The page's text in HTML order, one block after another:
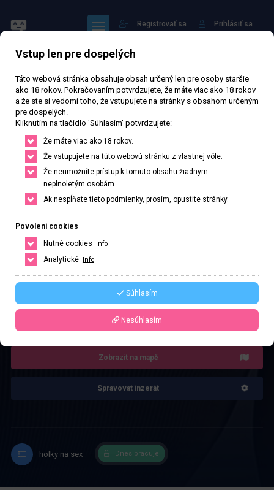
Prihlásiť sa
Registrovať sa
Zlata
14 108 zhlédnutí Ověřený inzerát Aktivní 214 dní
25 rokov 170cm 52kg Veľkosť C
Praha, Hlavní město Praha, Česká republika
+420 775526726
Řekněte že voláte z webu www.privatzone.com
zlata2024e@gmail.com
4.0
Zobrazit na mapě
Spravovat inzerát
holky na sex Dnes pracuje
Vstup len pre dospelých
Táto webová stránka obsahuje obsah určený len pre osoby staršie
ako 18 rokov. Pokračovaním potvrdzujete, že máte viac ako 18 rokov
a že ste si vedomí toho, že vstupujete na stránky s obsahom určeným
pre dospelých.
Kliknutím na tlačidlo 'Súhlasím' potvrdzujete:
Že máte viac ako 18 rokov.
Že vstupujete na túto webovú stránku z vlastnej vôle.
Že neumožníte prístup k tomuto obsahu žiadnym
neplnoletým osobám.
Ak nespĺňate tieto podmienky, prosím, opustite stránky.
Povolení cookies
Nutné cookies
Info
Analytické Info
Súhlasím
Nesúhlasím